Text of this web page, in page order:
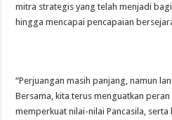
mitra strategis yang telah menjadi
hingga mencapai pencapaian
“Perjuangan masih panjang, namun
Bersama, kita terus menguatkan peran
memperkuat nilai-nilai Pancasila,